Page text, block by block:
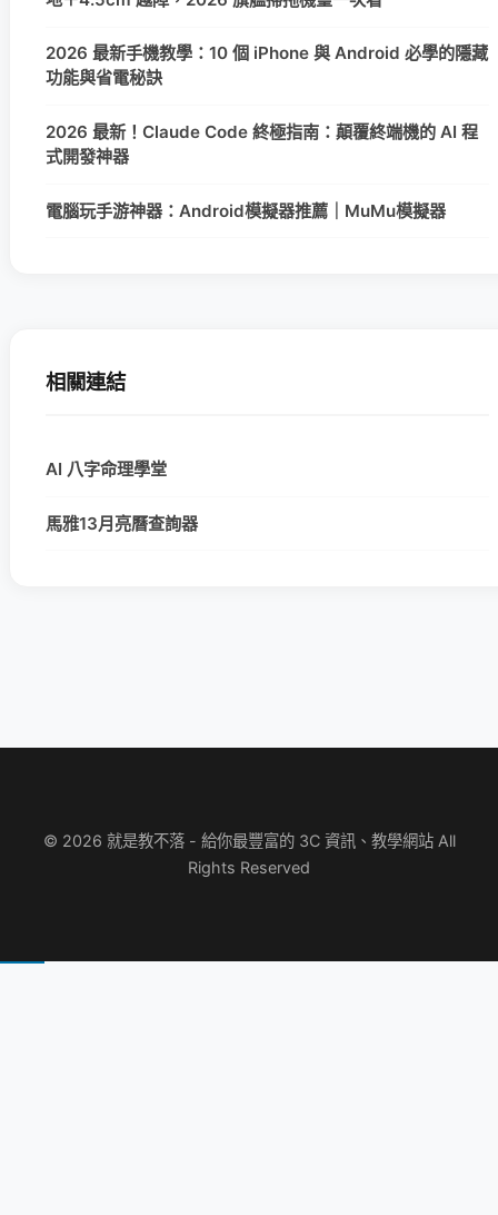
2026 最新手機教學：10 個 iPhone 與 Android 必學的隱藏
功能與省電秘訣
2026 最新！Claude Code 終極指南：顛覆終端機的 AI 程
式開發神器
電腦玩手游神器：Android模擬器推薦｜MuMu模擬器
相關連結
AI 八字命理學堂
馬雅13月亮曆查詢器
© 2026 就是教不落 - 給你最豐富的 3C 資訊、教學網站 All
Rights Reserved